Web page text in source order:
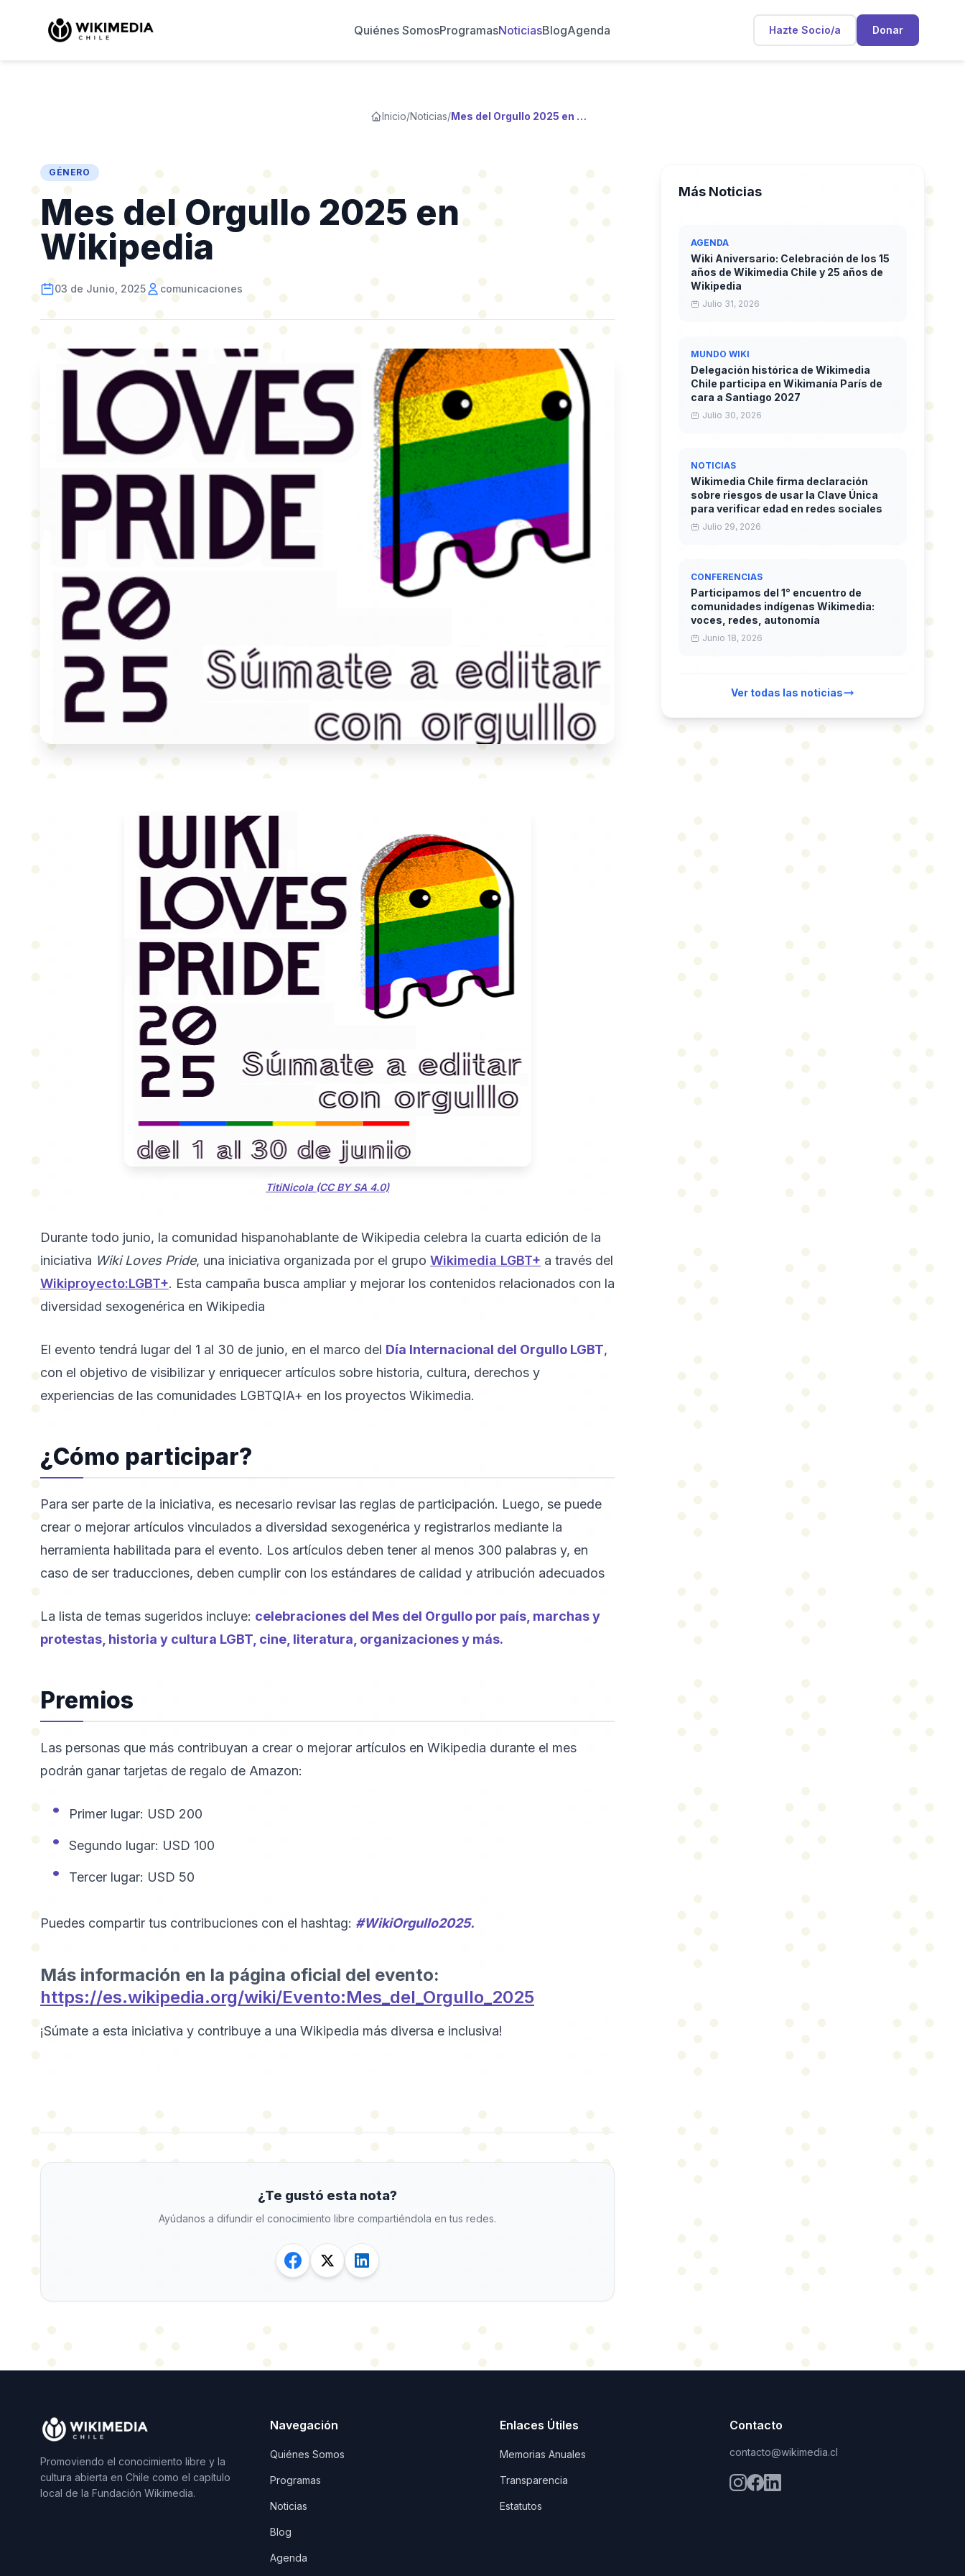
Quiénes SomosProgramasNoticiasBlogAgenda Hazte Socio/a Donar
Inicio/Noticias/ Mes del Orgullo 2025 en Wikipedia
GÉNERO
Mes del Orgullo 2025 en
Wikipedia
03 de Junio, 2025 comunicaciones
TitiNicola (CC BY SA 4.0)
Durante todo junio, la comunidad hispanohablante de Wikipedia celebra la cuarta edición de la
iniciativa Wiki Loves Pride, una iniciativa organizada por el grupo Wikimedia LGBT+ a través del
Wikiproyecto:LGBT+. Esta campaña busca ampliar y mejorar los contenidos relacionados con la
diversidad sexogenérica en Wikipedia
El evento tendrá lugar del 1 al 30 de junio, en el marco del Día Internacional del Orgullo LGBT,
con el objetivo de visibilizar y enriquecer artículos sobre historia, cultura, derechos y
experiencias de las comunidades LGBTQIA+ en los proyectos Wikimedia.
¿Cómo participar?
Para ser parte de la iniciativa, es necesario revisar las reglas de participación. Luego, se puede
crear o mejorar artículos vinculados a diversidad sexogenérica y registrarlos mediante la
herramienta habilitada para el evento. Los artículos deben tener al menos 300 palabras y, en
caso de ser traducciones, deben cumplir con los estándares de calidad y atribución adecuados
La lista de temas sugeridos incluye: celebraciones del Mes del Orgullo por país, marchas y
protestas, historia y cultura LGBT, cine, literatura, organizaciones y más.
Premios
Las personas que más contribuyan a crear o mejorar artículos en Wikipedia durante el mes
podrán ganar tarjetas de regalo de Amazon:
Primer lugar: USD 200
Segundo lugar: USD 100
Tercer lugar: USD 50
Puedes compartir tus contribuciones con el hashtag: #WikiOrgullo2025.
Más información en la página oficial del evento:
https://es.wikipedia.org/wiki/Evento:Mes_del_Orgullo_2025
¡Súmate a esta iniciativa y contribuye a una Wikipedia más diversa e inclusiva!
¿Te gustó esta nota?
Ayúdanos a difundir el conocimiento libre compartiéndola en tus redes.
Más Noticias
AGENDA
Wiki Aniversario: Celebración de los 15
años de Wikimedia Chile y 25 años de
Wikipedia
Julio 31, 2026
MUNDO WIKI
Delegación histórica de Wikimedia
Chile participa en Wikimanía París de
cara a Santiago 2027
Julio 30, 2026
NOTICIAS
Wikimedia Chile firma declaración
sobre riesgos de usar la Clave Única
para verificar edad en redes sociales
Julio 29, 2026
CONFERENCIAS
Participamos del 1° encuentro de
comunidades indígenas Wikimedia:
voces, redes, autonomía
Junio 18, 2026
Ver todas las noticias
Promoviendo el conocimiento libre y la
cultura abierta en Chile como el capítulo
local de la Fundación Wikimedia.
Navegación
Quiénes Somos
Programas
Noticias
Blog
Agenda
Enlaces Útiles
Memorias Anuales
Transparencia
Estatutos
Contacto
contacto@wikimedia.cl